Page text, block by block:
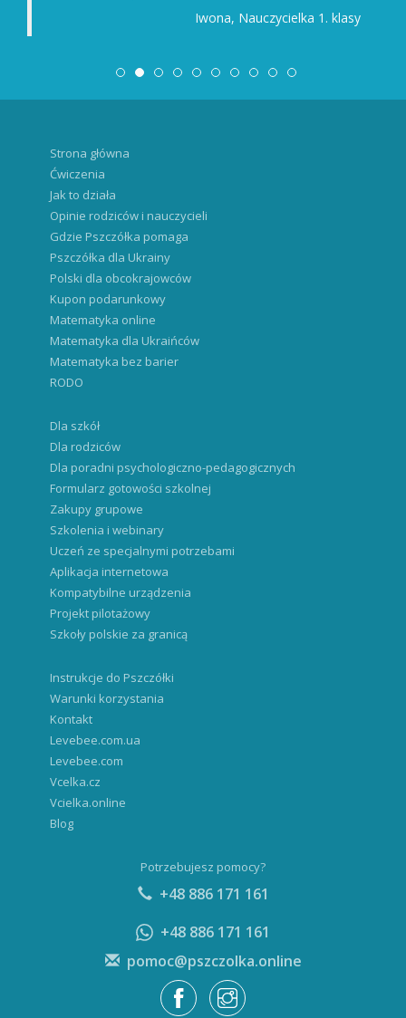
Iwona, Nauczycielka 1. klasy
Strona główna
Ćwiczenia
Jak to działa
Opinie rodziców i nauczycieli
Gdzie Pszczółka pomaga
Pszczółka dla Ukrainy
Polski dla obcokrajowców
Kupon podarunkowy
Matematyka online
Matematyka dla Ukraińców
Matematyka bez barier
RODO
Dla szkół
Dla rodziców
Dla poradni psychologiczno-pedagogicznych
Formularz gotowości szkolnej
Zakupy grupowe
Szkolenia i webinary
Uczeń ze specjalnymi potrzebami
Aplikacja internetowa
Kompatybilne urządzenia
Projekt pilotażowy
Szkoły polskie za granicą
Instrukcje do Pszczółki
Warunki korzystania
Kontakt
Levebee.com.ua
Levebee.com
Vcelka.cz
Vcielka.online
Blog
Potrzebujesz pomocy?
+48 886 171 161
+48 886 171 161
pomoc@pszczolka.online